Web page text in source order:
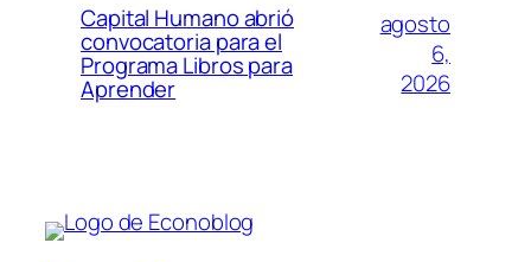
Capital Humano abrió
convocatoria para el
Programa Libros para
Aprender
agosto
6,
2026